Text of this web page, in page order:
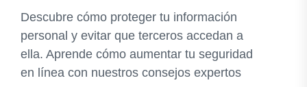
Descubre cómo proteger tu información
personal y evitar que terceros accedan a
ella. Aprende cómo aumentar tu seguridad
en línea con nuestros consejos expertos